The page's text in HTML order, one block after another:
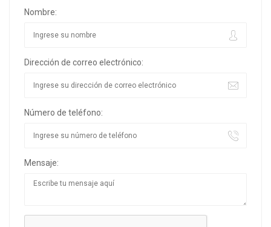
Nombre:
Dirección de correo electrónico:
Número de teléfono:
Mensaje: